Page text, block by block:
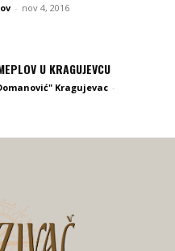
- nov 4, 2016
U KRAGUJEVCU
Kragujevac -